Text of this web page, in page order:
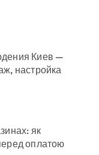
Киев —
настройка
як
оплатою